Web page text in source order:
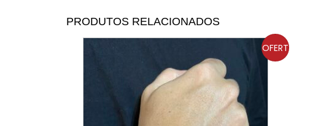
PRODUTOS RELACIONADOS
OFERT